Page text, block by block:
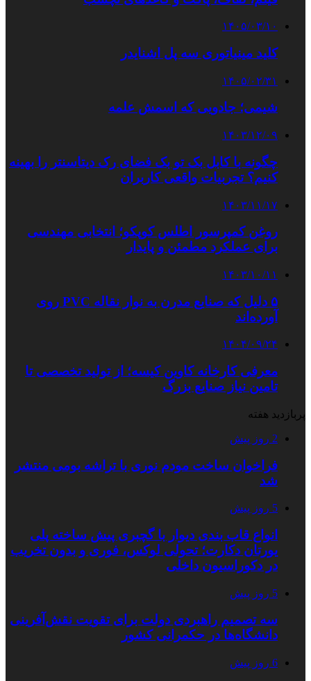
۱۴۰۵/۰۳/۱۰
کلید مینیاتوری سه پل اشنایدر
۱۴۰۵/۰۲/۳۱
شیمی؛ جادویی که اسمش علمه
۱۴۰۳/۱۲/۰۹
چگونه با کابل بک تو بک فضای رک دیتاسنتر را بهینه
کنیم؟ تجربیات واقعی کاربران
۱۴۰۳/۱۱/۱۷
روغن کمپرسور اطلس کوپکو؛ انتخابی مهندسی
برای عملکرد مطمئن و پایدار
۱۴۰۳/۱۰/۱۱
۵ دلیل که صنایع مدرن به نوار نقاله PVC روی
آورده‌اند
۱۴۰۴/۰۹/۲۴
معرفی کارخانه کاوین کیسه؛ از تولید تخصصی تا
تامین نیاز صنایع بزرگ
پربازدید هفته
2 روز پیش
فراخوان ساخت مودم نوری با تراشه بومی منتشر
شد
5 روز پیش
انواع قاب بندی دیوار با گچبری پیش ساخته پلی
یورتان دکارت؛ تحولی لوکس، فوری و بدون تخریب
در دکوراسیون داخلی
5 روز پیش
سه تصمیم راهبردی دولت برای تقویت نقش‌آفرینی
دانشگاه‌ها در حکمرانی کشور
6 روز پیش